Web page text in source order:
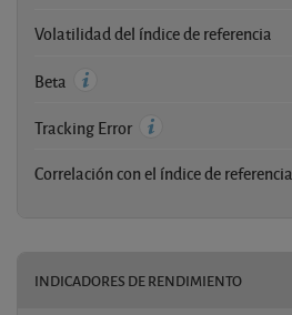
Volatilidad del índice de referencia
Beta
Tracking Error
Correlación con el índice de referencia
INDICADORES DE RENDIMIENTO